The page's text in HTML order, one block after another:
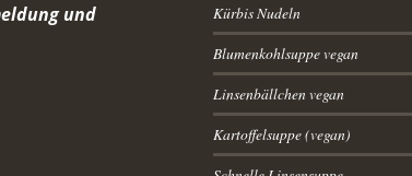
und
Kürbis Nudeln
Blumenkohlsuppe vegan
Linsenbällchen vegan
Kartoffelsuppe (vegan)